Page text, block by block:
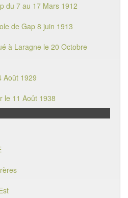
du 7 au 17 Mars 1912
de Gap 8 juin 1913
à Laragne le 20 Octobre
Août 1929
le 11 Août 1938